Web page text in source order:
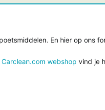
En hier op ons
Carclean.com webshop vind je